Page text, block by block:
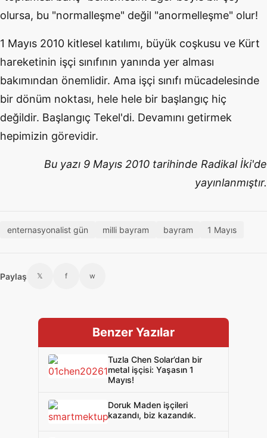
olursa, bu "normalleşme" değil "anormelleşme" olur!
1 Mayıs 2010 kitlesel katılımı, büyük coşkusu ve Kürt
hareketinin işçi sınıfının yanında yer alması
bakımından önemlidir. Ama işçi sınıfı mücadelesinde
bir dönüm noktası, hele hele bir başlangıç hiç
değildir. Başlangıç Tekel'di. Devamını getirmek
hepimizin görevidir.
Bu yazı 9 Mayıs 2010 tarihinde Radikal İki'de
yayınlanmıştır.
enternasyonalist gün milli bayram bayram 1 Mayıs
Paylaş 𝕏 f w
Benzer Yazılar
Tuzla Chen Solar’dan bir
metal işçisi: Yaşasın 1
Mayıs!
Doruk Maden işçileri
kazandı, biz kazandık.